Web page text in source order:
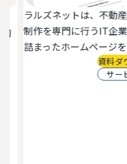
ラルズネットは、不動
制作を専門に行うIT企業
詰まったホームページを
資料ダ
サービ